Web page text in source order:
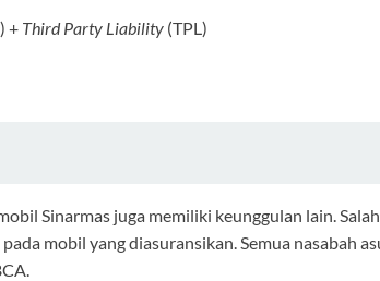
) + Third Party Liability (TPL)
Sinarmas juga memiliki keunggulan lain.
mobil yang diasuransikan. Semua nasabah